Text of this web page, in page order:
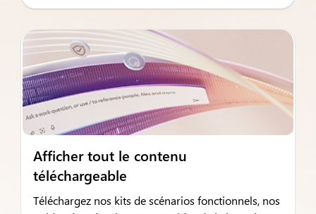
Afficher tout le contenu
téléchargeable
Téléchargez nos kits de scénarios fonctionnels, nos